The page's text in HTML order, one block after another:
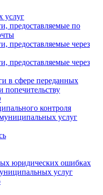
услуг
предоставляемые по
предоставляемые через
предоставляемые через
в сфере переданных
попечительству
контроля
услуг
юридических ошибках
услуг